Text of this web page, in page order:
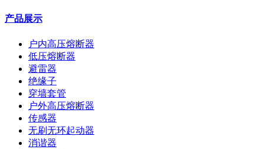
产品展示
户内高压熔断器
低压熔断器
避雷器
绝缘子
穿墙套管
户外高压熔断器
传感器
无刷无环起动器
消谐器